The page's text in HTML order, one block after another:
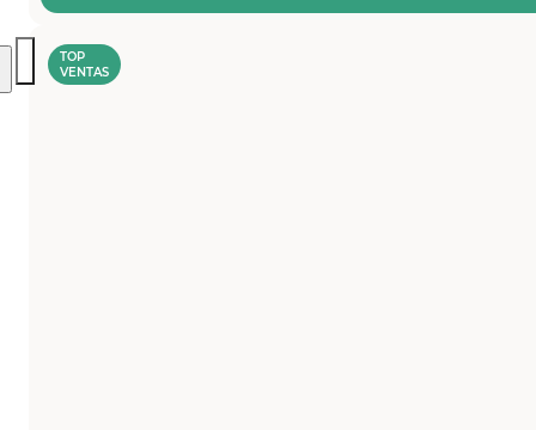
era:
7,50€.
es:
TOP
VENTAS